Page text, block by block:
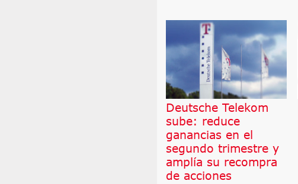
Deutsche Telekom
sube: reduce
ganancias en el
segundo trimestre y
amplía su recompra
de acciones